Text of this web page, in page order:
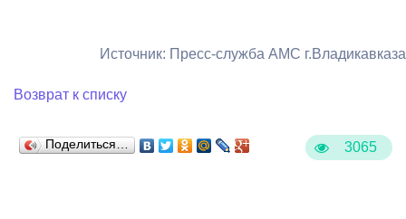
3065
Источник: Пресс-служба АМС г.Владикавказа
Возврат к списку
Поделиться…